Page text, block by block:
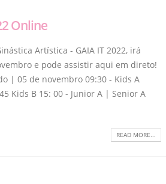
Online
Artística - GAIA IT 2022, irá
e pode assistir aqui em direto!
| 05 de novembro 09:30 - Kids A
Kids B 15: 00 - Junior A | Senior A
READ MORE...